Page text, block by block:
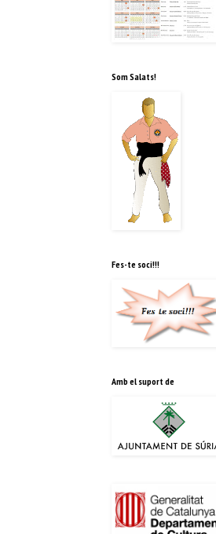
Som Salats!
Fes-te soci!!!
Amb el suport de